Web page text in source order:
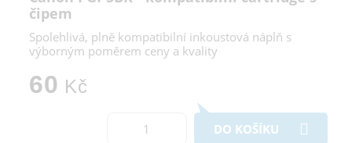
čipem
Spolehlivá, plně kompatibilní inkoustová náplň s
výborným poměrem ceny a kvality
60 Kč
DO KOŠÍKU